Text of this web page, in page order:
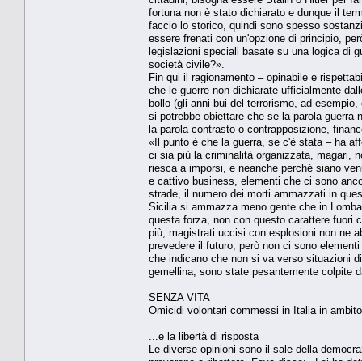
fortuna non è stato dichiarato e dunque il
faccio lo storico, quindi sono spesso
essere frenati con un'opzione di principio,
legislazioni speciali basate su una logica di
società civile?».
Fin qui il ragionamento – opinabile e
che le guerre non dichiarate ufficialmente
bollo (gli anni bui del terrorismo, ad
si potrebbe obiettare che se la parola
la parola contrasto o contrapposizione,
«Il punto è che la guerra, se c'è stata – ha
ci sia più la criminalità organizzata, magari,
riesca a imporsi, e neanche perché siano
e cattivo business, elementi che ci sono
strade, il numero dei morti ammazzati in
Sicilia si ammazza meno gente che in
questa forza, non con questo carattere fuori
più, magistrati uccisi con esplosioni non ne
prevedere il futuro, però non ci sono
che indicano che non si va verso situazioni
gemellina, sono state pesantemente colpite
SENZA VITA
Omicidi volontari commessi in Italia in
...e la libertà di risposta
Le diverse opinioni sono il sale della